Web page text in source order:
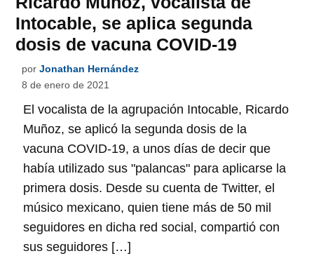
Intocable, se aplica segunda
dosis de vacuna COVID-19
por Jonathan Hernández
8 de enero de 2021
El vocalista de la agrupación Intocable, Ricardo
Muñoz, se aplicó la segunda dosis de la
vacuna COVID-19, a unos días de decir que
había utilizado sus "palancas" para aplicarse la
primera dosis. Desde su cuenta de Twitter, el
músico mexicano, quien tiene más de 50 mil
seguidores en dicha red social, compartió con
sus seguidores […]